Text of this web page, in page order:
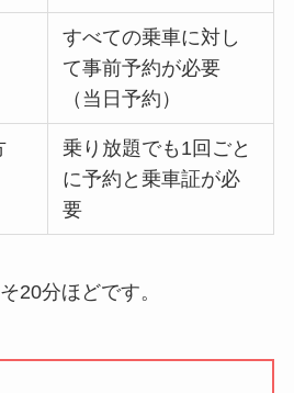
すべての乗車に対し
て事前予約が必要
（当日予約）
乗り放題でも1回ごと
に予約と乗車証が必
要
20分ほどです。